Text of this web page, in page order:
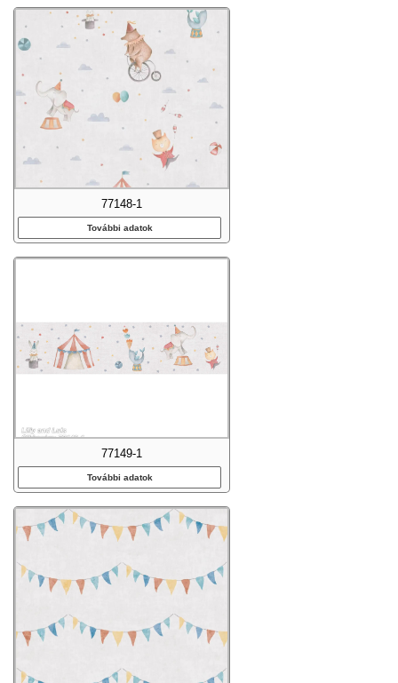
77148-1
További adatok
77149-1
További adatok